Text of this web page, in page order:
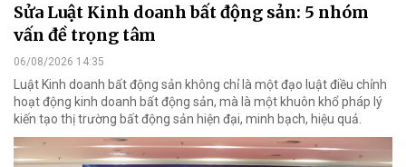
Sửa Luật Kinh doanh bất động sản: 5 nhóm
vấn đề trọng tâm
06/08/2026 14:35
Luật Kinh doanh bất động sản không chỉ là một đạo luật điều chỉnh
hoạt động kinh doanh bất động sản, mà là một khuôn khổ pháp lý
kiến tạo thị trường bất động sản hiện đại, minh bạch, hiệu quả.